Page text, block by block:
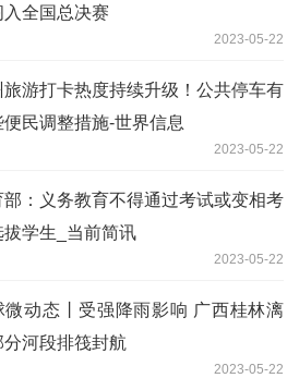
入全国总决赛
2023-05-22
旅游打卡热度持续升级！公共停车有
便民调整措施-世界信息
2023-05-22
部：义务教育不得通过考试或变相考
拔学生_当前简讯
2023-05-22
微动态丨受强降雨影响 广西桂林漓
分河段排筏封航
2023-05-22